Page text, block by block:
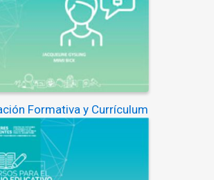
Formativa y Currículum